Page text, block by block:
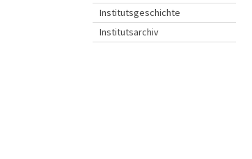
Institutsgeschichte
Institutsarchiv